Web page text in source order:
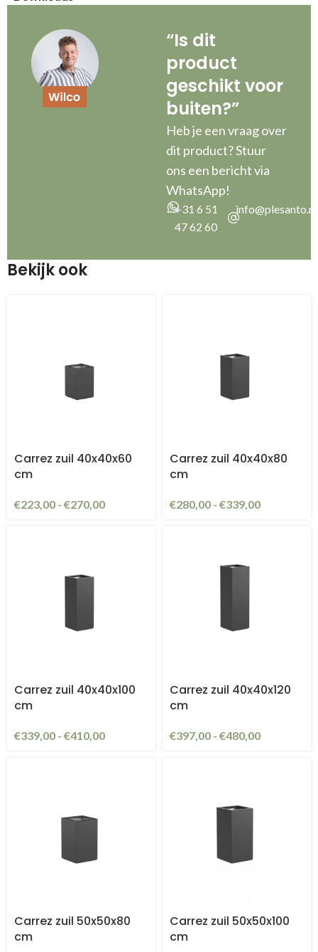
“Is dit
product
geschikt voor
buiten?”
Heb je een vraag over
dit product? Stuur
ons een bericht via
WhatsApp!
+31 6 51
47 62 60
info@plesanto.nl
Bekijk ook
Carrez zuil 40x40x60
cm
€223,00 - €270,00
Carrez zuil 40x40x80
cm
€280,00 - €339,00
Carrez zuil 40x40x100
cm
€339,00 - €410,00
Carrez zuil 40x40x120
cm
€397,00 - €480,00
Carrez zuil 50x50x80
cm
Carrez zuil 50x50x100
cm